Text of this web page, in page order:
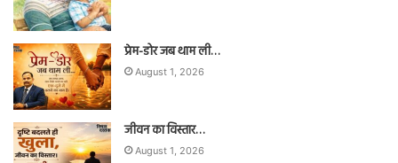
प्रेम-डोर जब थाम ली…
August 1, 2026
जीवन का विस्तार…
August 1, 2026